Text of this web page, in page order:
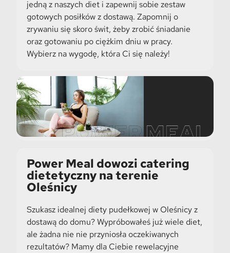
jedną z naszych diet i zapewnij sobie zestaw
gotowych posiłków z dostawą. Zapomnij o
zrywaniu się skoro świt, żeby zrobić śniadanie
oraz gotowaniu po ciężkim dniu w pracy.
Wybierz na wygodę, która Ci się należy!
Power Meal dowozi catering
dietetyczny na terenie
Oleśnicy
Szukasz idealnej diety pudełkowej w Oleśnicy z
dostawą do domu? Wypróbowałeś już wiele diet,
ale żadna nie nie przyniosła oczekiwanych
rezultatów? Mamy dla Ciebie rewelacyjne